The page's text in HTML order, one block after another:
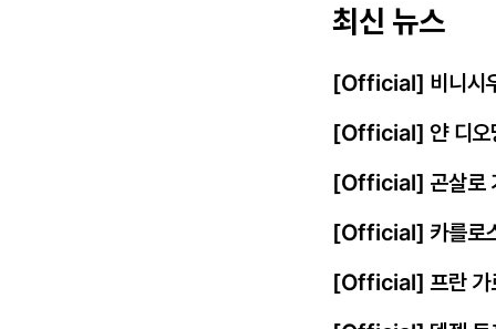
최신 뉴스
[Official] 비니시
[Official] 얀 디오
[Official] 곤살로
[Official] 카를로
[Official] 프란 가